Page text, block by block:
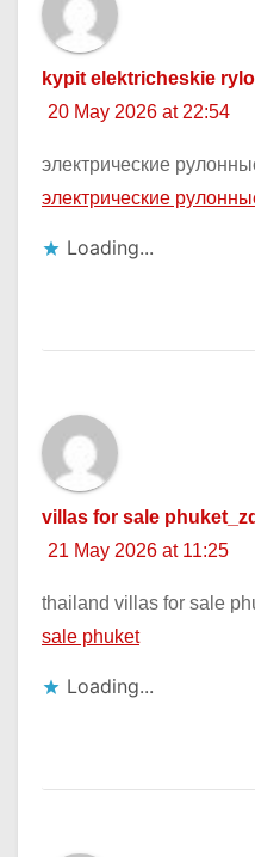
kypit elektricheskie
20 May 2026 at 22:54
электрические
электрические
Loading...
villas for sale
21 May 2026 at 11:25
thailand villas for sale
sale phuket
Loading...